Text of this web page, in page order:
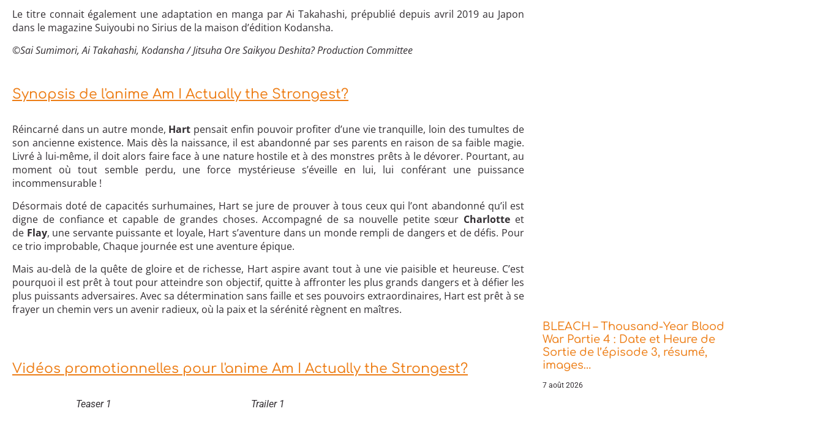
Le titre connait également une adaptation en manga par Ai Takahashi, prépublié depuis avril 2019 au Japon
dans le magazine Suiyoubi no Sirius de la maison d’édition Kodansha.
©Sai Sumimori, Ai Takahashi, Kodansha / Jitsuha Ore Saikyou Deshita? Production Committee
Synopsis de l'anime Am I Actually the Strongest?
Réincarné dans un autre monde, Hart pensait enfin pouvoir profiter d’une vie tranquille, loin des tumultes de
son ancienne existence. Mais dès la naissance, il est abandonné par ses parents en raison de sa faible magie.
Livré à lui-même, il doit alors faire face à une nature hostile et à des monstres prêts à le dévorer. Pourtant, au
moment où tout semble perdu, une force mystérieuse s’éveille en lui, lui conférant une puissance
incommensurable !
Désormais doté de capacités surhumaines, Hart se jure de prouver à tous ceux qui l’ont abandonné qu’il est
digne de confiance et capable de grandes choses. Accompagné de sa nouvelle petite sœur Charlotte et
de Flay, une servante puissante et loyale, Hart s’aventure dans un monde rempli de dangers et de défis. Pour
ce trio improbable, Chaque journée est une aventure épique.
Mais au-delà de la quête de gloire et de richesse, Hart aspire avant tout à une vie paisible et heureuse. C’est
pourquoi il est prêt à tout pour atteindre son objectif, quitte à affronter les plus grands dangers et à défier les
plus puissants adversaires. Avec sa détermination sans faille et ses pouvoirs extraordinaires, Hart est prêt à se
frayer un chemin vers un avenir radieux, où la paix et la sérénité règnent en maîtres.
Vidéos promotionnelles pour l'anime Am I Actually the Strongest?
Teaser 1 Trailer 1
BLEACH – Thousand-Year Blood
War Partie 4 : Date et Heure de
Sortie de l’épisode 3, résumé,
images…
7 août 2026